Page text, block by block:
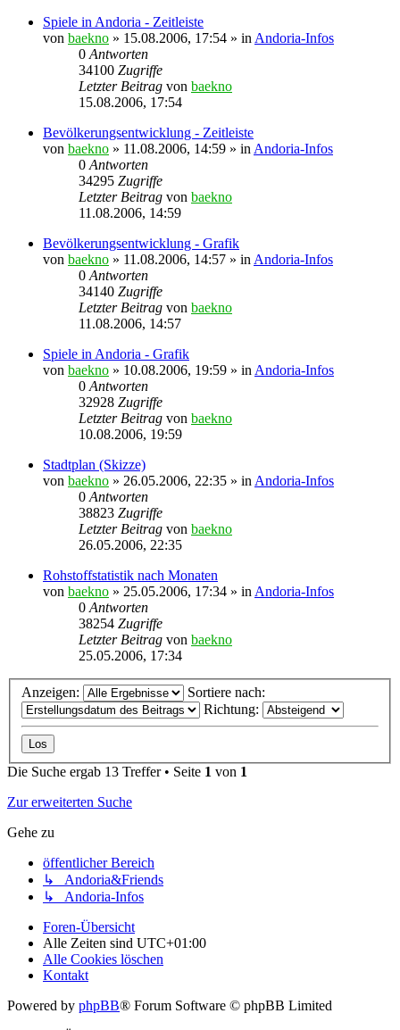
Spiele in Andoria - Zeitleiste
von baekno » 15.08.2006, 17:54 » in Andoria-Infos
0 Antworten
34100 Zugriffe
Letzter Beitrag von baekno
15.08.2006, 17:54
Bevölkerungsentwicklung - Zeitleiste
von baekno » 11.08.2006, 14:59 » in Andoria-Infos
0 Antworten
34295 Zugriffe
Letzter Beitrag von baekno
11.08.2006, 14:59
Bevölkerungsentwicklung - Grafik
von baekno » 11.08.2006, 14:57 » in Andoria-Infos
0 Antworten
34140 Zugriffe
Letzter Beitrag von baekno
11.08.2006, 14:57
Spiele in Andoria - Grafik
von baekno » 10.08.2006, 19:59 » in Andoria-Infos
0 Antworten
32928 Zugriffe
Letzter Beitrag von baekno
10.08.2006, 19:59
Stadtplan (Skizze)
von baekno » 26.05.2006, 22:35 » in Andoria-Infos
0 Antworten
38823 Zugriffe
Letzter Beitrag von baekno
26.05.2006, 22:35
Rohstoffstatistik nach Monaten
von baekno » 25.05.2006, 17:34 » in Andoria-Infos
0 Antworten
38254 Zugriffe
Letzter Beitrag von baekno
25.05.2006, 17:34
Anzeigen:
Sortiere nach:
Richtung:
Die Suche ergab 13 Treffer • Seite 1 von 1
Zur erweiterten Suche
Gehe zu
öffentlicher Bereich
↳ Andoria&Friends
↳ Andoria-Infos
Foren-Übersicht
Alle Zeiten sind UTC+01:00
Alle Cookies löschen
Kontakt
Powered by phpBB® Forum Software © phpBB Limited